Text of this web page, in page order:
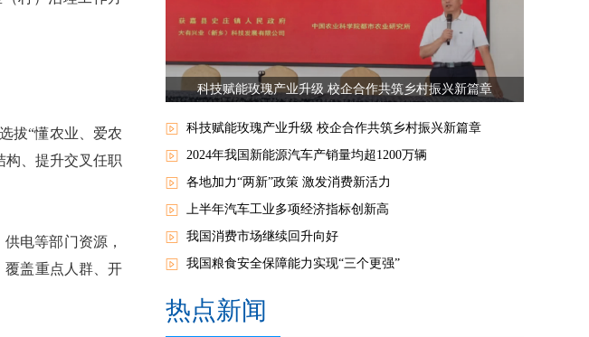
拔“懂农业、爱农
构、提升交叉任职
电等部门资源，
覆盖重点人群、开
科技赋能玫瑰产业升级 校企合作共筑乡村振兴新篇章
科技赋能玫瑰产业升级 校企合作共筑乡村振兴新篇章
2024年我国新能源汽车产销量均超1200万辆
各地加力“两新”政策 激发消费新活力
上半年汽车工业多项经济指标创新高
我国消费市场继续回升向好
我国粮食安全保障能力实现“三个更强”
热点新闻